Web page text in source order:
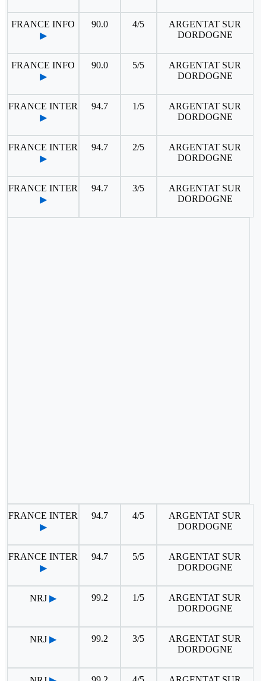
FRANCE INFO
▶
90.0 4/5
ARGENTAT SUR
DORDOGNE
FRANCE INFO
▶
90.0 5/5
ARGENTAT SUR
DORDOGNE
FRANCE INTER
▶
94.7 1/5
ARGENTAT SUR
DORDOGNE
FRANCE INTER
▶
94.7 2/5
ARGENTAT SUR
DORDOGNE
FRANCE INTER
▶
94.7 3/5
ARGENTAT SUR
DORDOGNE
FRANCE INTER
▶
94.7 4/5
ARGENTAT SUR
DORDOGNE
FRANCE INTER
▶
94.7 5/5
ARGENTAT SUR
DORDOGNE
NRJ ▶ 99.2 1/5
ARGENTAT SUR
DORDOGNE
NRJ ▶ 99.2 3/5
ARGENTAT SUR
DORDOGNE